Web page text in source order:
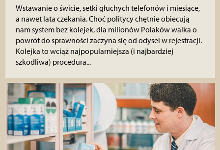
Wstawanie o świcie, setki głuchych telefonów i miesiące,
a nawet lata czekania. Choć politycy chętnie obiecują
nam system bez kolejek, dla milionów Polaków walka o
powrót do sprawności zaczyna się od odysei w rejestracji.
Kolejka to wciąż najpopularniejsza (i najbardziej
szkodliwa) procedura...